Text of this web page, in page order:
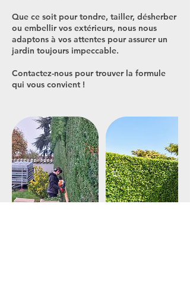
Que ce soit pour tondre, tailler, désherber
ou embellir vos extérieurs, nous nous
adaptons à vos attentes pour assurer un
jardin toujours impeccable.
Contactez-nous pour trouver la formule
qui vous convient !